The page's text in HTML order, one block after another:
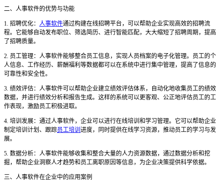
二、人事软件的优势与功能
1. 招聘优化： 人事软件通过构建在线招聘平台，可以帮助企业实现高效的招聘流
程。它能够自动发布职位、筛选简历、进行智能匹配，大大缩短了招聘周期，提高
了招聘质量。
2. 员工管理：人事软件能够整合员工信息，实现人员档案的电子化管理。员工的个
人信息、工作经历、薪酬福利等数据都可以在系统中进行集中管理，提高了信息的
可靠性和安全性。
3. 绩效评估：人事软件可以帮助企业建立绩效评估体系，自动化地收集员工的绩效
数据，并进行绩效分析和报告生成。这样的系统可以更客观、公正地评估员工的工
作表现，激励员工积极进取。
4. 培训发展：通过人事软件，企业可以进行在线培训和学习管理。它可以帮助企业
制定培训计划、跟踪员工培训 进度，同时提供在线学习资源，推动员工的学习与发
展。
5. 数据分析：人事软件能够收集和整合大量的人力资源数据，通过数据分析和挖
掘，帮助企业洞察人才趋势和员工离职原因等信息，为企业决策提供科学依据。
三、人事软件在企业中的应用案例